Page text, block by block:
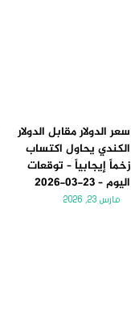
سعر الدولار مقابل الدولار
الكندي يحاول اكتساب
زخماً إيجابياً – توقعات
اليوم – 23-03-2026
مارس 23, 2026